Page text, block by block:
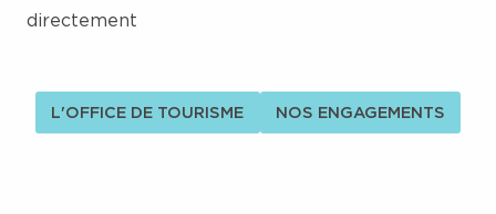
directement
L'OFFICE DE TOURISME NOS ENGAGEMENTS